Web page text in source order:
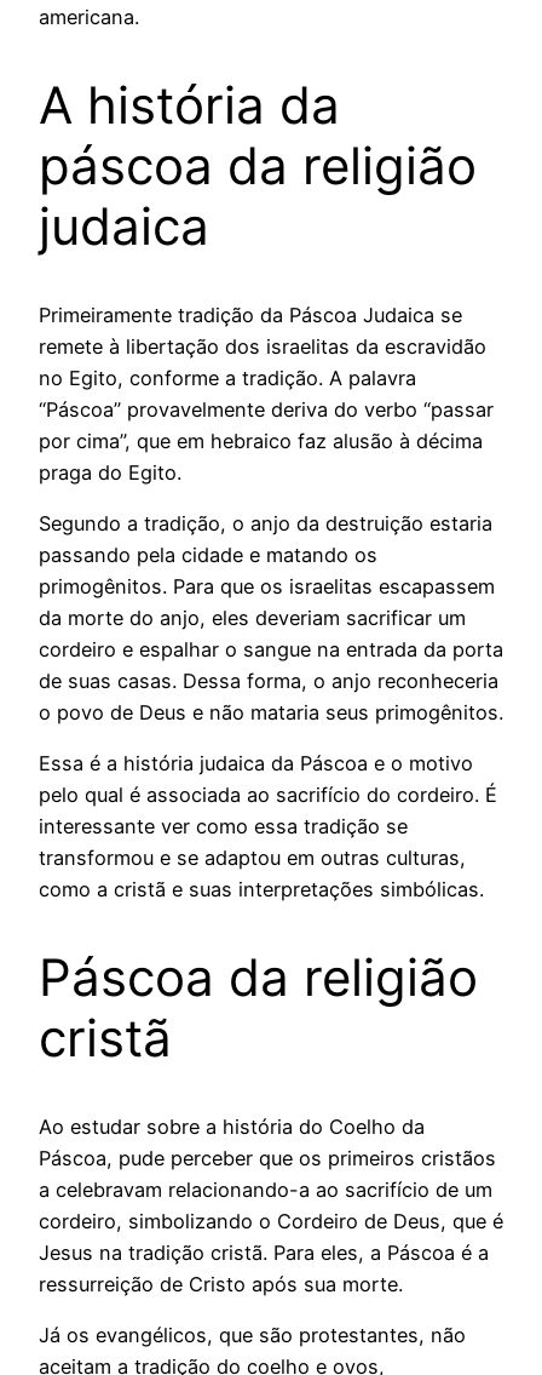
americana.
A história da
páscoa da religião
judaica
Primeiramente tradição da Páscoa Judaica se
remete à libertação dos israelitas da escravidão
no Egito, conforme a tradição. A palavra
“Páscoa” provavelmente deriva do verbo “passar
por cima”, que em hebraico faz alusão à décima
praga do Egito.
Segundo a tradição, o anjo da destruição estaria
passando pela cidade e matando os
primogênitos. Para que os israelitas escapassem
da morte do anjo, eles deveriam sacrificar um
cordeiro e espalhar o sangue na entrada da porta
de suas casas. Dessa forma, o anjo reconheceria
o povo de Deus e não mataria seus primogênitos.
Essa é a história judaica da Páscoa e o motivo
pelo qual é associada ao sacrifício do cordeiro. É
interessante ver como essa tradição se
transformou e se adaptou em outras culturas,
como a cristã e suas interpretações simbólicas.
Páscoa da religião
cristã
Ao estudar sobre a história do Coelho da
Páscoa, pude perceber que os primeiros cristãos
a celebravam relacionando-a ao sacrifício de um
cordeiro, simbolizando o Cordeiro de Deus, que é
Jesus na tradição cristã. Para eles, a Páscoa é a
ressurreição de Cristo após sua morte.
Já os evangélicos, que são protestantes, não
aceitam a tradição do coelho e ovos,